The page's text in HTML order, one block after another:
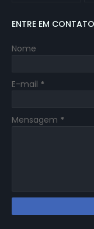
ENTRE EM CONTATO
Nome
E-mail *
Mensagem *